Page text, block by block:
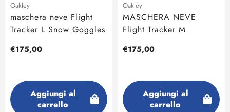
Oakley
maschera neve Flight
Tracker L Snow Goggles
Prezzo
€175,00
Aggiungi al
carrello
Oakley
MASCHERA NEVE
Flight Tracker M
Prezzo
€175,00
Aggiungi al
carrello